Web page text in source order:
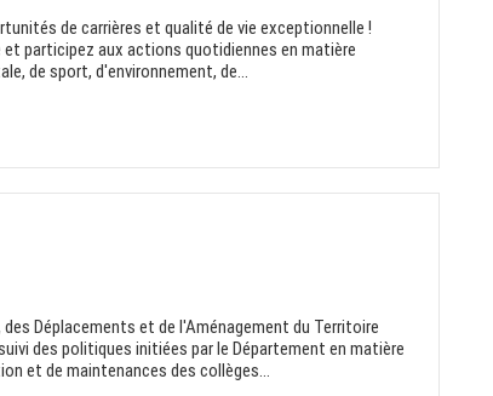
de carrières et qualité de vie exceptionnelle !
et participez aux actions quotidiennes en matière
de sport, d'environnement, de...
Déplacements et de l'Aménagement du Territoire
des politiques initiées par le Département en matière
et de maintenances des collèges...